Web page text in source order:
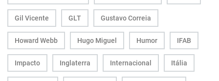
Gil Vicente GLT Gustavo Correia
Howard Webb Hugo Miguel Humor IFAB
Impacto Inglaterra Internacional Itália